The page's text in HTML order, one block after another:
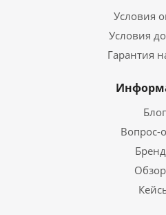
Условия
Условия
Гарантия
Блог
Вопрос-